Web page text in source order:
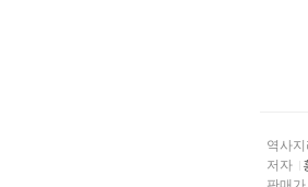
역사지
저자